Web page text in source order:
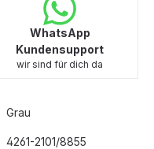
WhatsApp
Kundensupport
wir sind für dich da
Grau
4261-2101/8855